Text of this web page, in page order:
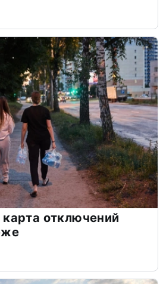
отключений